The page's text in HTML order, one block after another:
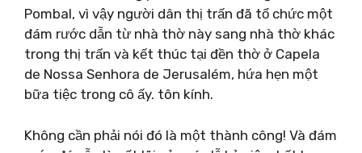
Pombal, vì vậy người dân thị trấn đã tổ chức một
đám rước dẫn từ nhà thờ này sang nhà thờ khác
trong thị trấn và kết thúc tại đền thờ ở Capela
de Nossa Senhora de Jerusalém, hứa hẹn một
bữa tiệc trong cô ấy. tôn kính.
Không cần phải nói đó là một thành công! Và đám